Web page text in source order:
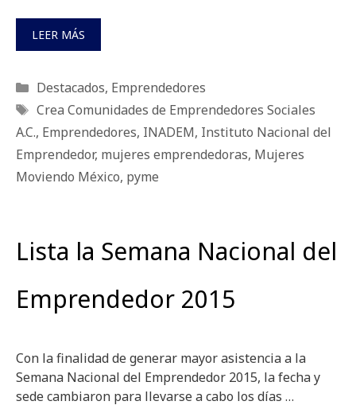
LEER MÁS
Categorías
Destacados, Emprendedores
Etiquetas
Crea Comunidades de Emprendedores Sociales
A.C., Emprendedores, INADEM, Instituto Nacional del
Emprendedor, mujeres emprendedoras, Mujeres
Moviendo México, pyme
Lista la Semana Nacional del
Emprendedor 2015
Con la finalidad de generar mayor asistencia a la
Semana Nacional del Emprendedor 2015, la fecha y
sede cambiaron para llevarse a cabo los días …